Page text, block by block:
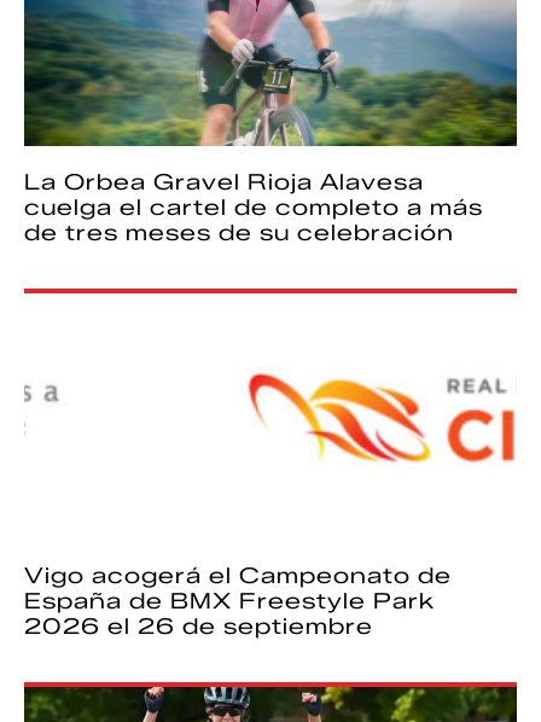
La Orbea Gravel Rioja Alavesa
cuelga el cartel de completo a más
de tres meses de su celebración
Vigo acogerá el Campeonato de
España de BMX Freestyle Park
2026 el 26 de septiembre